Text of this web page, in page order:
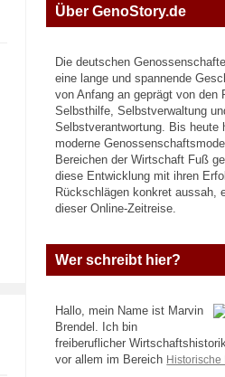
Über GenoStory.de
Die deutschen
eine lange und spannende
von Anfang an geprägt von den
Selbsthilfe, Selbstverwaltung
Selbstverantwortung. Bis heute
moderne
Bereichen der Wirtschaft Fuß
diese Entwicklung mit ihren
Rückschlägen konkret aussah,
dieser Online-Zeitreise.
Wer schreibt hier?
Hallo, mein Name ist Marvin
Brendel. Ich bin
freiberuflicher
vor allem im Bereich Historische